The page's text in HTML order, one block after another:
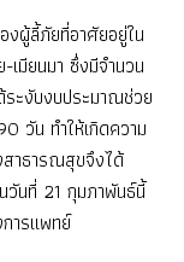
ผู้ลี้ภัยที่อาศัยอยู่ใน
มียนมา ซึ่งมีจำนวน
ะงับงบประมาณช่วย
วัน ทำให้เกิดความ
าธารณสุขจึงได้
วันที่ 21 กุมภาพันธ์นี้
ารแพทย์